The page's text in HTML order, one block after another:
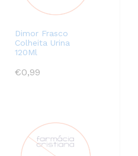
Dimor Frasco
Colheita Urina
120Ml
€0,99